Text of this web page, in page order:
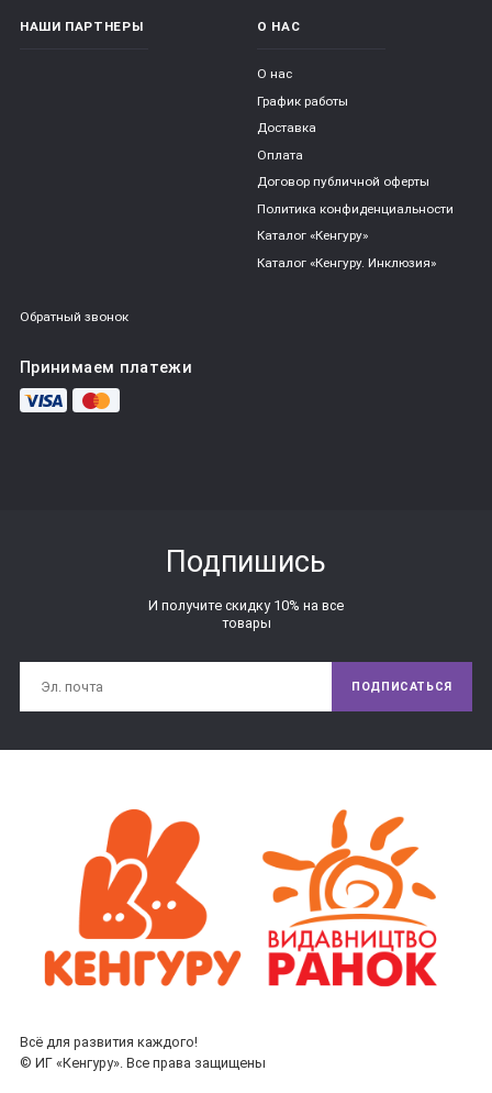
НАШИ ПАРТНЕРЫ О НАС
О нас
График работы
Доставка
Оплата
Договор публичной оферты
Политика конфиденциальности
Каталог «Кенгуру»
Каталог «Кенгуру. Инклюзия»
Обратный звонок
Принимаем платежи
Подпишись
И получите скидку 10% на все
товары
ПОДПИСАТЬСЯ
Всё для развития каждого!
© ИГ «Кенгуру». Все права защищены